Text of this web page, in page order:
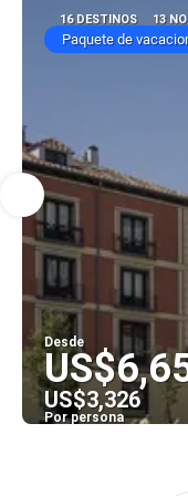
16 DESTINOS 13
Paquete de
Desde
US$3,326
Por persona